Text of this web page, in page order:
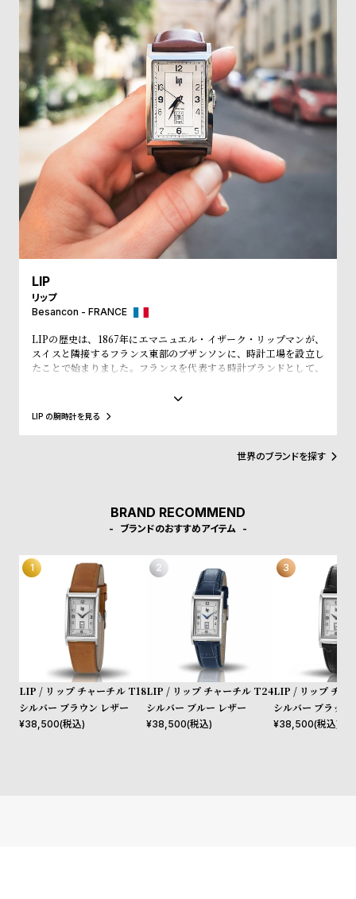
w
o
t
B
l
o
S
h
o
i
t
ガ
イ
証
プ
ー
ビ
LIP
リップ
Besancon - FRANCE
LIPの歴史は、1867年にエマニュエル・イザーク・リップマンが、
スイスと隣接するフランス東部のブザンソンに、時計工場を設立し
たことで始まりました。フランスを代表する時計ブランドとして、
領、マクロン大統領に愛用され、英国のチャーチル元首相、米国の
アイゼンハウワー元大統領、クリントン元大統領にも贈呈されるな
ど、現在に至るまで多くの著名人にも愛されています。
LIP の腕時計を見る
世界のブランドを探す
BRAND RECOMMEND
ブランドのおすすめアイテム
LIP / リップ チャーチル T18
シルバー ブラウン レザー
¥38,500(税込)
LIP / リップ チャーチル T24
シルバー ブルー レザー
¥38,500(税込)
LIP / リップ チャ
シルバー ブラック
¥38,500(税込)